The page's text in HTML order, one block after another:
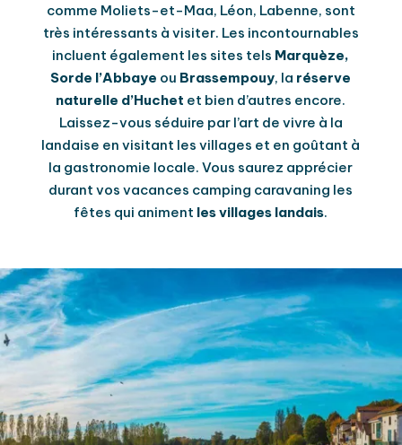
comme Moliets-et-Maa, Léon, Labenne, sont
très intéressants à visiter. Les incontournables
incluent également les sites tels Marquèze,
Sorde l’Abbaye ou Brassempouy, la réserve
naturelle d’Huchet et bien d’autres encore.
Laissez-vous séduire par l’art de vivre à la
landaise en visitant les villages et en goûtant à
la gastronomie locale. Vous saurez apprécier
durant vos vacances camping caravaning les
fêtes qui animent les villages landais.